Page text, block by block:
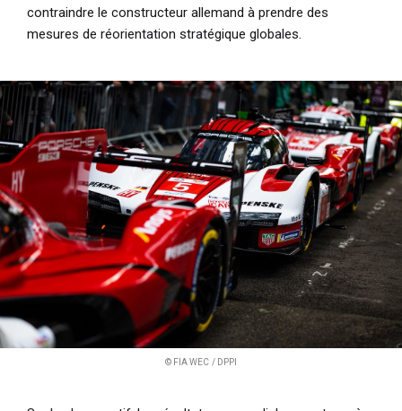
contraindre le constructeur allemand à prendre des
mesures de réorientation stratégique globales.
© FIA WEC / DPPI